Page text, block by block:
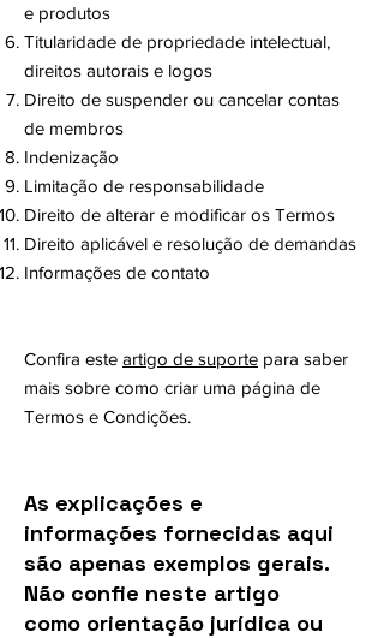
e produtos
Titularidade de propriedade intelectual,
direitos autorais e logos
Direito de suspender ou cancelar contas
de membros
Indenização
Limitação de responsabilidade
Direito de alterar e modificar os Termos
Direito aplicável e resolução de demandas
Informações de contato
Confira este artigo de suporte para saber
mais sobre como criar uma página de
Termos e Condições.
As explicações e
informações fornecidas aqui
são apenas exemplos gerais.
Não confie neste artigo
como orientação jurídica ou